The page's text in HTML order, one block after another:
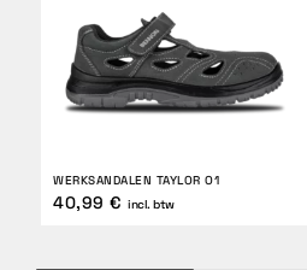
WERKSANDALEN TAYLOR O1
40,99 € incl. btw